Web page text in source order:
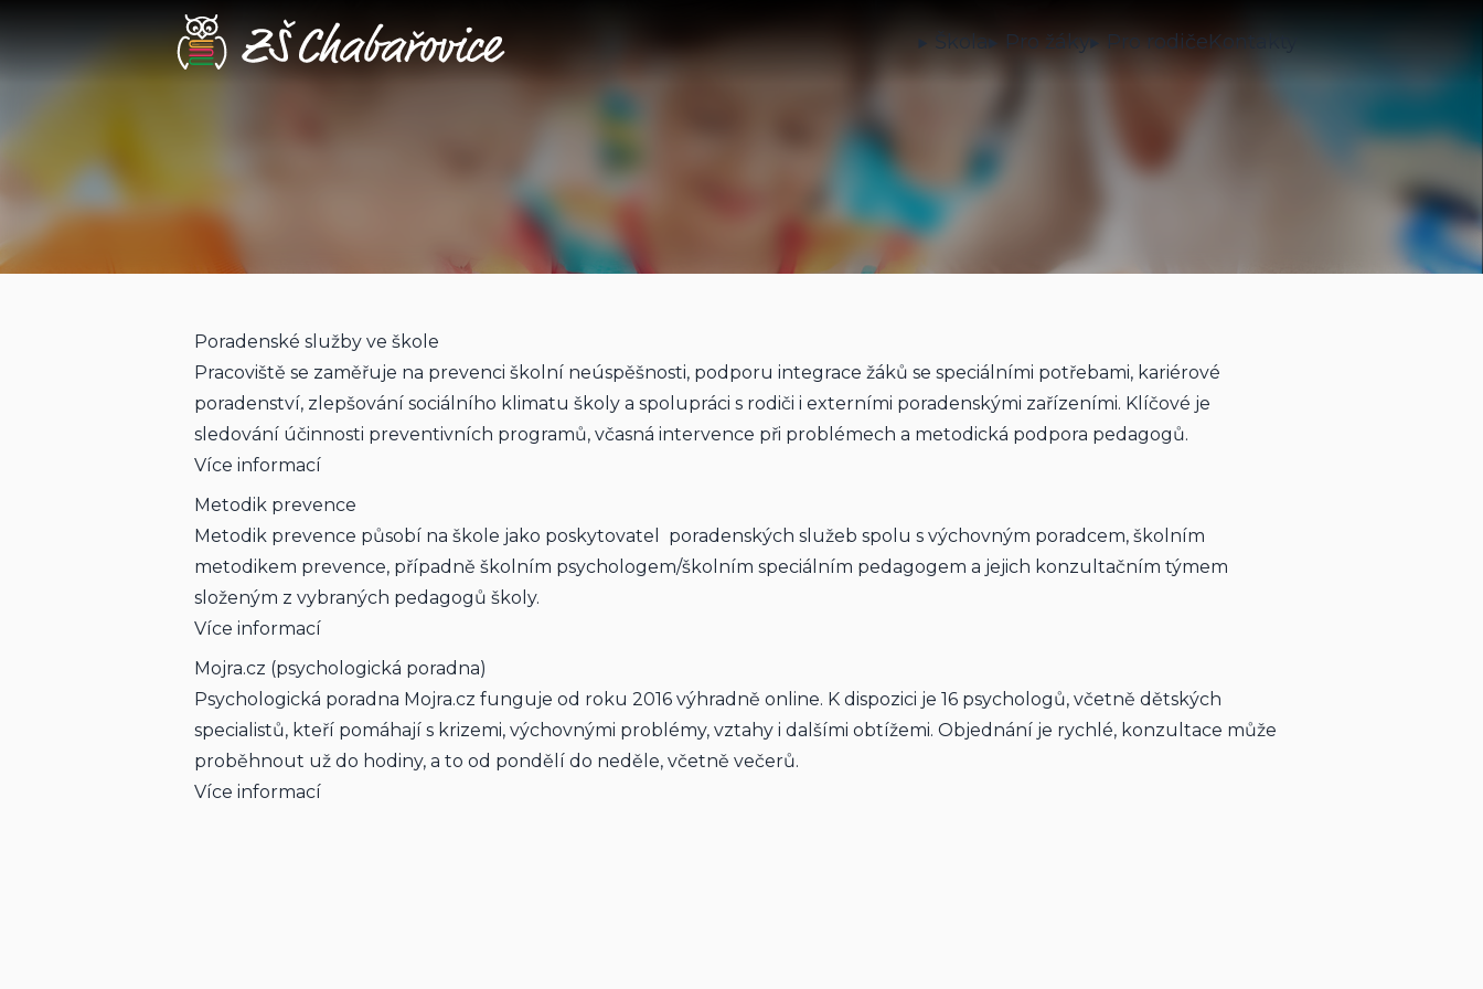
Škola Pro žáky Pro rodičeKontakty
Poradenské služby ve škole
Pracoviště se zaměřuje na prevenci školní neúspěšnosti, podporu integrace žáků se speciálními potřebami, kariérové
poradenství, zlepšování sociálního klimatu školy a spolupráci s rodiči i externími poradenskými zařízeními. Klíčové je
sledování účinnosti preventivních programů, včasná intervence při problémech a metodická podpora pedagogů.
Více informací
Metodik prevence
Metodik prevence působí na škole jako poskytovatel  poradenských služeb spolu s výchovným poradcem, školním
metodikem prevence, případně školním psychologem/školním speciálním pedagogem a jejich konzultačním týmem
složeným z vybraných pedagogů školy.
Více informací
Mojra.cz (psychologická poradna)
Psychologická poradna Mojra.cz funguje od roku 2016 výhradně online. K dispozici je 16 psychologů, včetně dětských
specialistů, kteří pomáhají s krizemi, výchovnými problémy, vztahy i dalšími obtížemi. Objednání je rychlé, konzultace může
proběhnout už do hodiny, a to od pondělí do neděle, včetně večerů.
Více informací